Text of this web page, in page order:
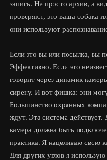
запись. Не просто архив, а
проверяют, это ваша собака
они используют
Если это вы или посылка, вы
Эффективно. Если это
говорит через динамик
сирену. И вот фишка: они
Большинство охранных
ждут. Эта система
камера должна быть
практика. Я нацеливаю свою
Для других углов я